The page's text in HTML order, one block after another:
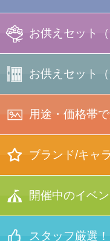
お供えセット
お供えセット
用途・価格帯
ブランド/キャ
開催中のイベン
スタッフ厳選！